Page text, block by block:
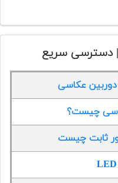
| دسترسی سریع
دوربین عکاسی
چیست؟
ثابت چیست